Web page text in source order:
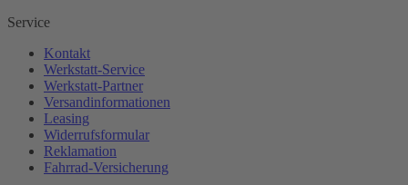
Service
Kontakt
Werkstatt-Service
Werkstatt-Partner
Versandinformationen
Leasing
Widerrufsformular
Reklamation
Fahrrad-Versicherung